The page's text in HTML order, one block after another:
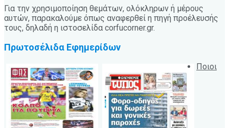
Για την χρησιμοποίηση θεμάτων, ολόκληρων ή μέρους
αυτών, παρακαλούμε όπως αναφερθεί η πηγή προέλευσής
τους, δηλαδή η ιστοσελίδα corfucorner.gr.
Πρωτοσέλιδα Εφημερίδων
Ποιοι